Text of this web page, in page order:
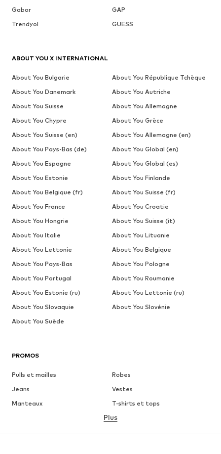
Gabor
GAP
Trendyol
GUESS
PROMOS
Pulls et mailles
Robes
Jeans
Vestes
Manteaux
T-shirts et tops
Lingerie
Jupes
Blouses et tuniques
Plus
ABOUT YOU X INTERNATIONAL
About You Bulgarie
About You République Tchèque
About You Danemark
About You Autriche
About You Suisse
About You Allemagne
About You Chypre
About You Grèce
About You Suisse (en)
About You Allemagne (en)
About You Pays-Bas (de)
About You Global (en)
About You Espagne
About You Global (es)
About You Estonie
About You Finlande
About You Belgique (fr)
About You Suisse (fr)
About You France
About You Croatie
About You Hongrie
About You Suisse (it)
About You Italie
About You Lituanie
About You Lettonie
About You Belgique
About You Pays-Bas
About You Pologne
About You Portugal
About You Roumanie
About You Estonie (ru)
About You Lettonie (ru)
About You Slovaquie
About You Slovénie
About You Suède